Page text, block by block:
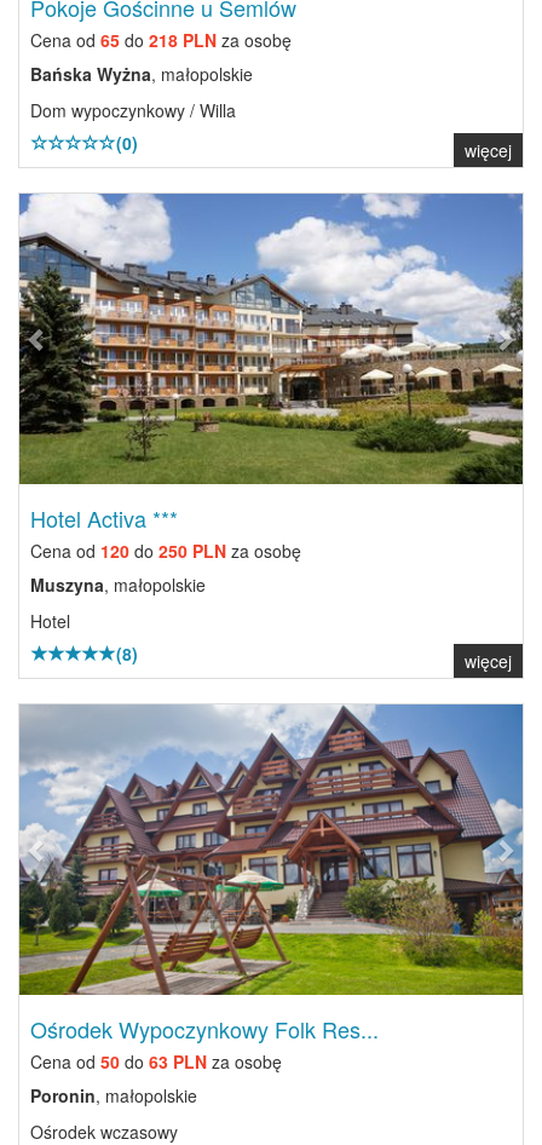
Pokoje Gościnne u Semlów
Cena od 65 do 218 PLN za osobę
Bańska Wyżna, małopolskie
Dom wypoczynkowy / Willa
(0)
więcej
Previous Next
Hotel Activa ***
Cena od 120 do 250 PLN za osobę
Muszyna, małopolskie
Hotel
(8)
więcej
Ośrodek Wypoczynkowy Folk Res...
Cena od 50 do 63 PLN za osobę
Poronin, małopolskie
Ośrodek wczasowy